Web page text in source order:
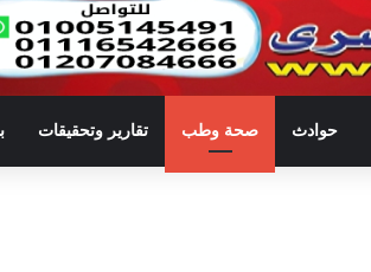
حوادث صحة وطب تقارير وتحقيقات